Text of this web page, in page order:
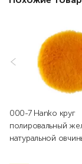
000-7 Hanko круг
полировальный
натуральной